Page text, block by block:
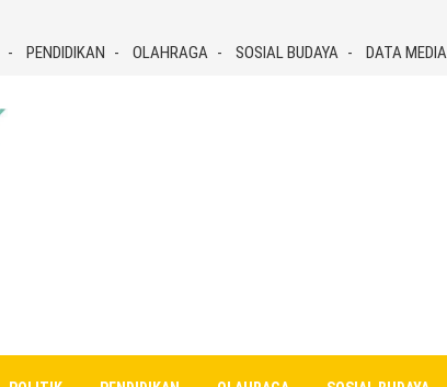
PENDIDIKAN OLAHRAGA SOSIAL BUDAYA DATA MEDIA